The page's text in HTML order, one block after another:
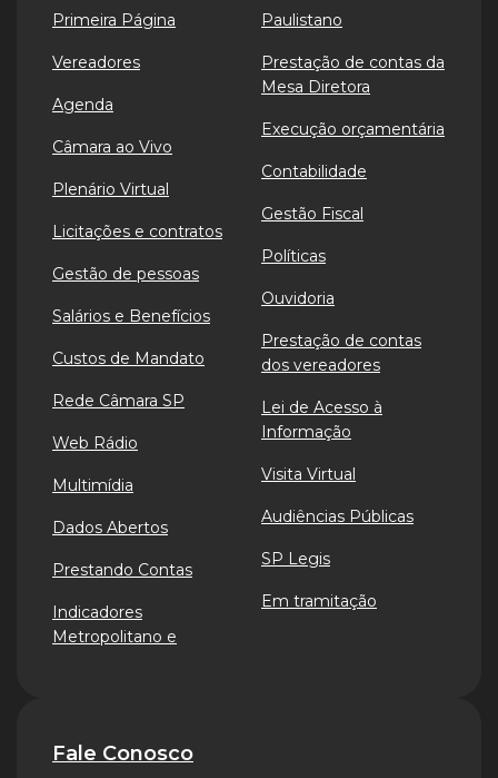
Primeira Página
Vereadores
Agenda
Câmara ao Vivo
Plenário Virtual
Licitações e contratos
Gestão de pessoas
Salários e Benefícios
Custos de Mandato
Rede Câmara SP
Web Rádio
Multimídia
Dados Abertos
Prestando Contas
Indicadores
Metropolitano e
Paulistano
Prestação de contas da
Mesa Diretora
Execução orçamentária
Contabilidade
Gestão Fiscal
Políticas
Ouvidoria
Prestação de contas
dos vereadores
Lei de Acesso à
Informação
Visita Virtual
Audiências Públicas
SP Legis
Em tramitação
Fale Conosco